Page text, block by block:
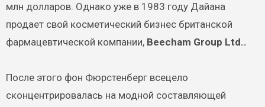
млн долларов. Однако уже в 1983 году Дайана
продает свой косметический бизнес британской
фармацевтической компании, Beecham Group Ltd..
После этого фон Фюрстенберг всецело
сконцентрировалась на модной составляющей